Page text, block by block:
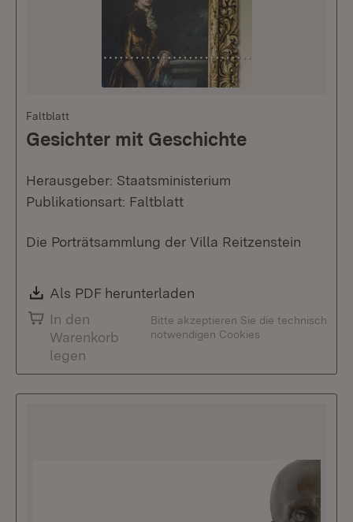
Faltblatt
Gesichter mit Geschichte
Herausgeber: Staatsministerium
Publikationsart: Faltblatt
Die Porträtsammlung der Villa Reitzenstein
Download:
Als PDF herunterladen
In den
Warenkorb
legen
Bitte akzeptieren Sie die technisch
notwendigen Cookies